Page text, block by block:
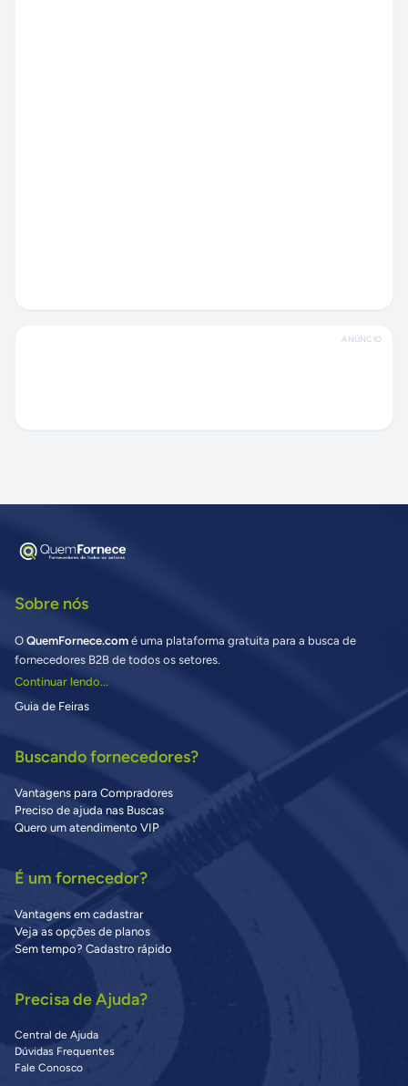
ANÚNCIO
Sobre nós
O QuemFornece.com é uma plataforma gratuita para a busca de
fornecedores B2B de todos os setores.
Continuar lendo...
Guia de Feiras
Buscando fornecedores?
Vantagens para Compradores
Preciso de ajuda nas Buscas
Quero um atendimento VIP
É um fornecedor?
Vantagens em cadastrar
Veja as opções de planos
Sem tempo? Cadastro rápido
Precisa de Ajuda?
Central de Ajuda
Dúvidas Frequentes
Fale Conosco